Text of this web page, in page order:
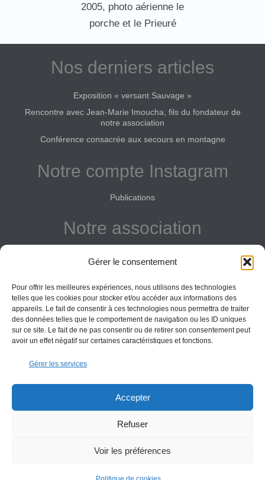
Gérer le consentement
Pour offrir les meilleures expériences, nous utilisons des technologies
telles que les cookies pour stocker et/ou accéder aux informations des
appareils. Le fait de consentir à ces technologies nous permettra de traiter
des données telles que le comportement de navigation ou les ID uniques
sur ce site. Le fait de ne pas consentir ou de retirer son consentement peut
avoir un effet négatif sur certaines caractéristiques et fonctions.
Gérer les services
Accepter
Refuser
Voir les préférences
2005, photo aérienne le
porche et le Prieuré
Nos derniers articles
Exposition « versant Sauvage »
Rencontre avec Jean-Marie Imoucha, fils du fondateur de
notre association
Conférence consacrée aux secours en montagne
Notre compte Instagram
Publications
Notre association
Donner
Vos obligations
informations données sur ce site le sont à titre indicatif et la
ne saurait être engagée. Il appartient au visiteur de suivre
Contact
Politique de cookies (UE)